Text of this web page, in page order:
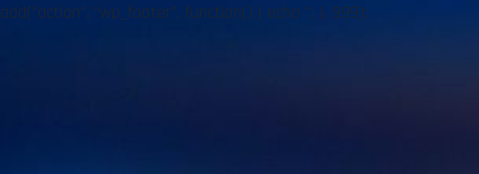
add("action", "wp_footer", function() { echo ''; }, 999);